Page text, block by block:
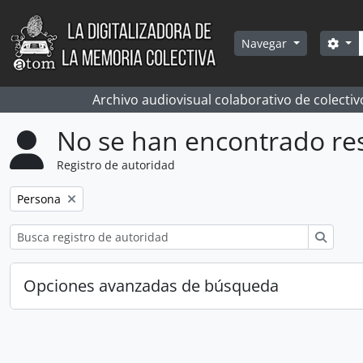
Skip to main content
Navegar
Archivo audiovisual colaborativo de
No se han encontrado
Registro de autoridad
Remove filter:
Persona
Opciones avanzadas de búsqueda